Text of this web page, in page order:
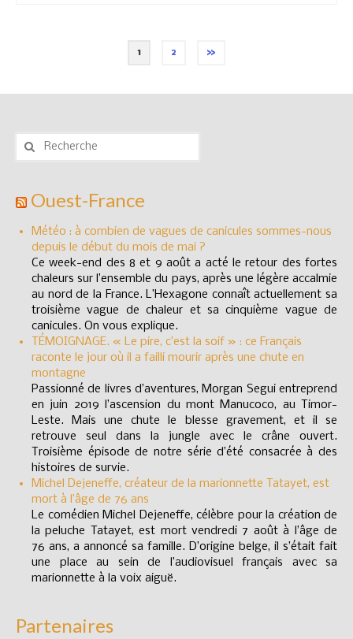
Navigation 1 2 »
Rechercher
Ouest-France
Météo : à combien de vagues de canicules sommes-nous
depuis le début du mois de mai ?
Ce week-end des 8 et 9 août a acté le retour des fortes
chaleurs sur l’ensemble du pays, après une légère accalmie
au nord de la France. L’Hexagone connaît actuellement sa
troisième vague de chaleur et sa cinquième vague de
canicules. On vous explique.
TÉMOIGNAGE. « Le pire, c’est la soif » : ce Français
raconte le jour où il a failli mourir après une chute en
montagne
Passionné de livres d’aventures, Morgan Segui entreprend
en juin 2019 l’ascension du mont Manucoco, au Timor-
Leste. Mais une chute le blesse gravement, et il se
retrouve seul dans la jungle avec le crâne ouvert.
Troisième épisode de notre série d’été consacrée à des
histoires de survie.
Michel Dejeneffe, créateur de la marionnette Tatayet, est
mort à l’âge de 76 ans
Le comédien Michel Dejeneffe, célèbre pour la création de
la peluche Tatayet, est mort vendredi 7 août à l’âge de
76 ans, a annoncé sa famille. D’origine belge, il s’était fait
une place au sein de l’audiovisuel français avec sa
marionnette à la voix aiguë.
Partenaires